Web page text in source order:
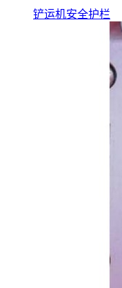
铲运机安全护栏